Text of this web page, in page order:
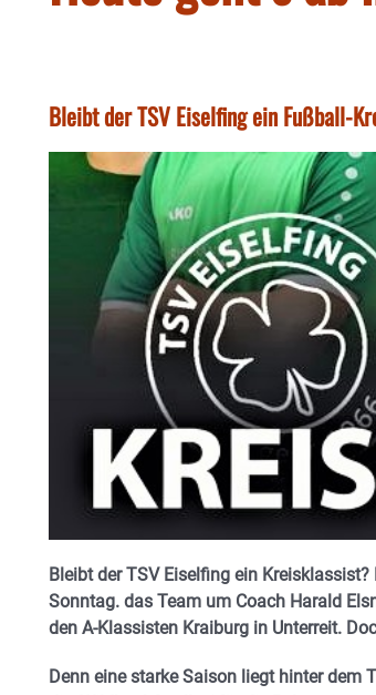
Bleibt der TSV Eiselfing ein Fußball-
Bleibt der TSV Eiselfing ein
Sonntag. das Team um Coach Harald
den A-Klassisten Kraiburg in Unterreit.
Denn eine starke Saison liegt hinter dem